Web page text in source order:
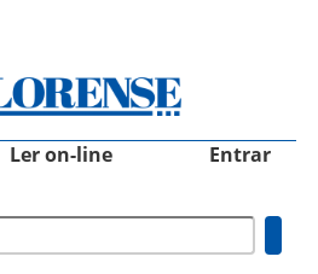
Ler on-line Entrar